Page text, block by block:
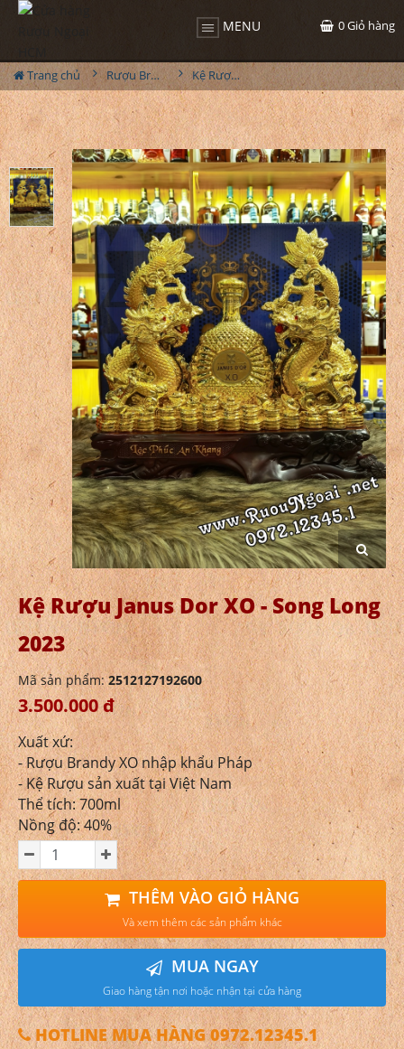
MENU 0Giỏ hàng
Trang chủ Rượu Brandy Kệ Rượu Janus Dor XO - Song Long 2023
Kệ Rượu Janus Dor XO - Song Long
2023
Mã sản phẩm:2512127192600
3.500.000 đ
Xuất xứ:
- Rượu Brandy XO nhập khẩu Pháp
- Kệ Rượu sản xuất tại Việt Nam
Thể tích: 700ml
Nồng độ: 40%
THÊM VÀO GIỎ HÀNG
Và xem thêm các sản phẩm khác
MUA NGAY
Giao hàng tận nơi hoặc nhận tại cửa hàng
HOTLINE MUA HÀNG 0972.12345.1